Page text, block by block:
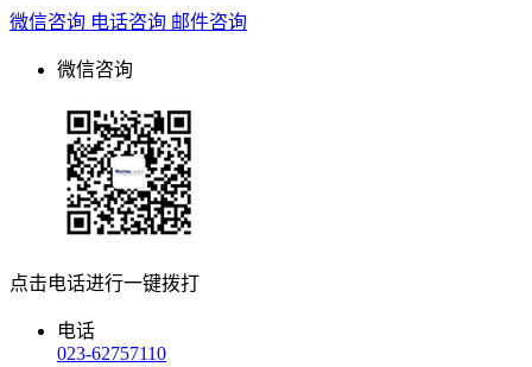
微信咨询 电话咨询 邮件咨询
微信咨询
点击电话进行一键拨打
电话
023-62757110